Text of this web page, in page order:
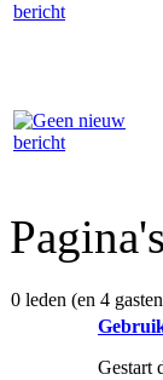
0 leden (en 4
Gestart